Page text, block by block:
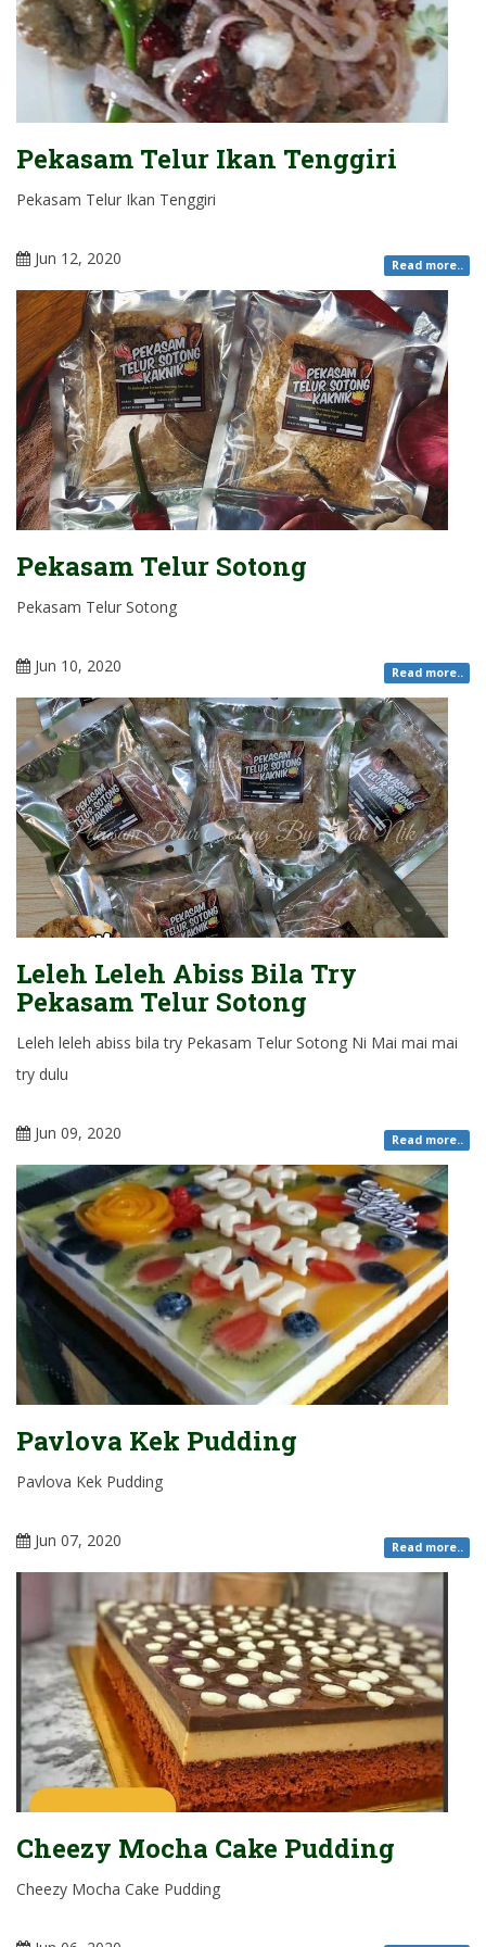
Pekasam Telur Ikan Tenggiri
Pekasam Telur Ikan Tenggiri
Read more..
Jun 12, 2020
Pekasam Telur Sotong
Pekasam Telur Sotong
Read more..
Jun 10, 2020
Leleh Leleh Abiss Bila Try
Pekasam Telur Sotong
Leleh leleh abiss bila try Pekasam Telur Sotong Ni Mai mai mai
try dulu
Read more..
Jun 09, 2020
Pavlova Kek Pudding
Pavlova Kek Pudding
Read more..
Jun 07, 2020
Cheezy Mocha Cake Pudding
Cheezy Mocha Cake Pudding